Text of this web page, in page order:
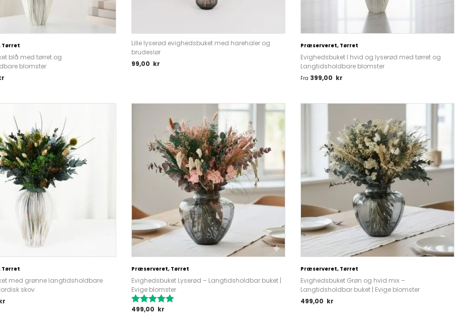
Tørret
blå med tørret og
blomster
Lille lyserød evighedsbuket med harehaler og
brudeslør
99,00 kr
Præserveret, Tørret
Evighedsbuket I hvid og lyserød med tørret og
Langtidsholdbare blomster
Fra 399,00 kr
Tørret
med grønne langtidsholdbare
skov
Præserveret, Tørret
Evighedsbuket Lyserød – Langtidsholdbar buket |
Evige blomster
499,00 kr
Præserveret, Tørret
Evighedsbuket Grøn og hvid mix –
Langtidsholdbar buket | Evige blomster
499,00 kr